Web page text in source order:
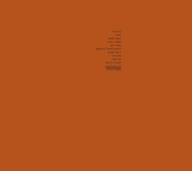
דף הבית
אודות
הצצה למפעל
האוכל שלנו
חומרי גלם
הנחיות לטיפול נכון במזון
רישוי ותקנים
מתכונים
צור קשר
הצהרת נגישות
מדיניות פרטיות
תעודת כשרות